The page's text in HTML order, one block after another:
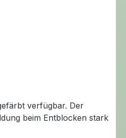
verfügbar. Der
beim Entblocken stark